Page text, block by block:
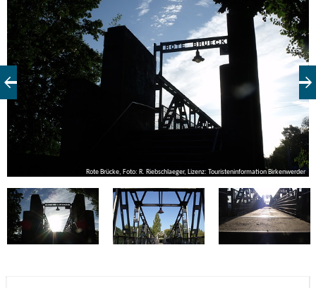
Rote Brücke, Foto: R. Riebschlaeger, Lizenz: Touristeninformation Birkenwerder